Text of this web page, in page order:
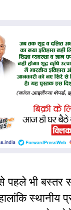
पहले भी बस्तर
स्थानीय